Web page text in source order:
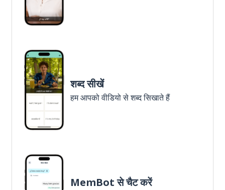
शब्द सीखें
हम आपको वीडियो से शब्द सिखाते हैं
MemBot से चैट करें